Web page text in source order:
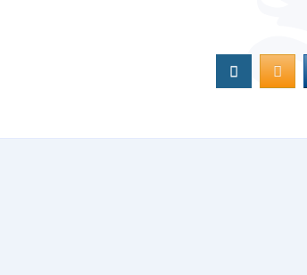
Вконтакте